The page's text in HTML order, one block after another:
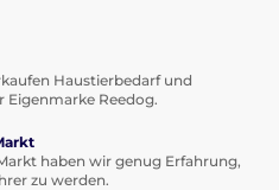
Haustierbedarf und
Reedog.
haben wir genug Erfahrung,
zu werden.